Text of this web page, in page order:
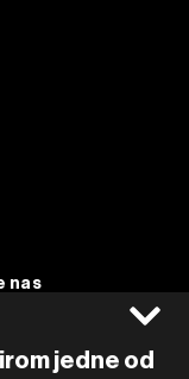
jedne od
nas